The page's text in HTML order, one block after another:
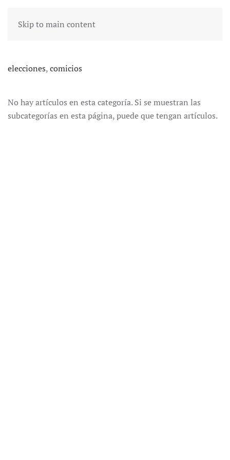
Skip to main content
elecciones,comicios
No hay artículos en esta categoría. Si se muestran las
subcategorías en esta página, puede que tengan artículos.